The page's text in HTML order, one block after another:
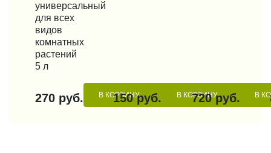
универсальный
для всех
видов
комнатных
растений
5 л
270 руб. В КОРЗИНУ
150 руб. В КОРЗИНУ
720 руб. В